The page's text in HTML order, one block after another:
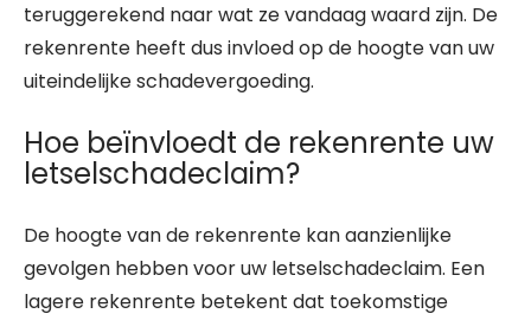
teruggerekend naar wat ze vandaag waard zijn. De
rekenrente heeft dus invloed op de hoogte van uw
uiteindelijke schadevergoeding.
Hoe beïnvloedt de rekenrente uw
letselschadeclaim?
De hoogte van de rekenrente kan aanzienlijke
gevolgen hebben voor uw letselschadeclaim. Een
lagere rekenrente betekent dat toekomstige